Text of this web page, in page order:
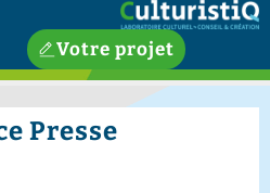
Votre projet
Presse